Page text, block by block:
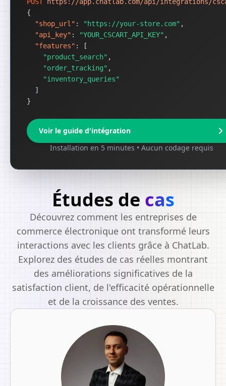
{
"shop_url" : "https://your-store.com" ,
"api_key" : "YOUR_CSCART_API_KEY" ,
"features" : [
"product_search" ,
"order_tracking" ,
"inventory_queries"
]
}
Voir le guide d'intégration
Installation en 5 minutes • Aucun codage requis
Études de cas
Découvrez comment les entreprises de
commerce électronique ont transformé leurs
interactions avec les clients grâce à ChatLab.
Explorez des études de cas réelles montrant
des améliorations significatives de la
satisfaction client, de l'efficacité opérationnelle
et de la croissance des ventes.